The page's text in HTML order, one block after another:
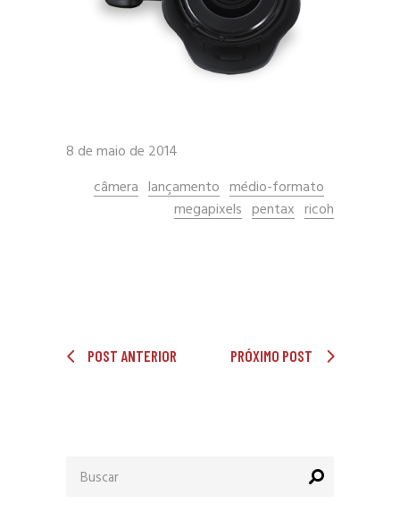
8 de maio de 2014
câmera lançamento médio-formato
megapixels pentax ricoh
POST ANTERIOR PRÓXIMO POST
por: